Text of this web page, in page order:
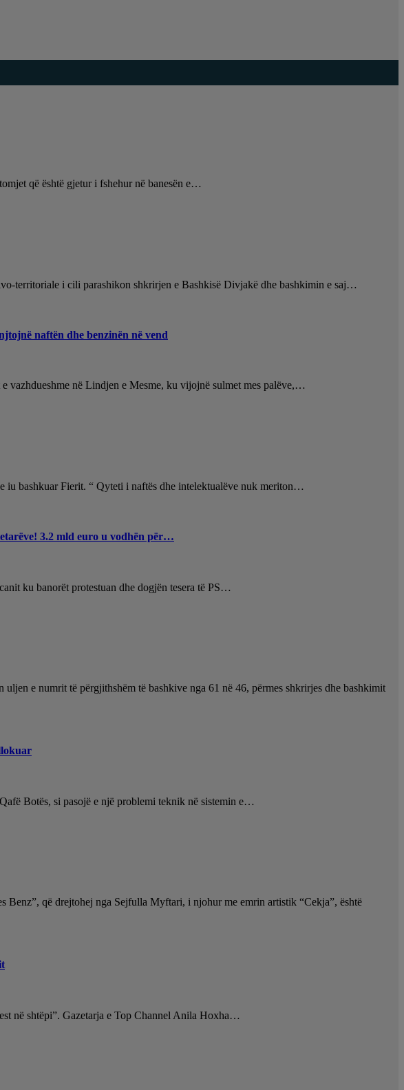
që është gjetur i fshehur në banesën e…
territoriale i cili parashikon shkrirjen e Bashkisë Divjakë dhe bashkimin e saj…
naftën dhe benzinën në vend
vazhdueshme në Lindjen e Mesme, ku vijojnë sulmet mes palëve,…
iu bashkuar Fierit. “ Qyteti i naftës dhe intelektualëve nuk meriton…
3.2 mld euro u vodhën për…
ku banorët protestuan dhe dogjën tesera të PS…
e numrit të përgjithshëm të bashkive nga 61 në 46, përmes shkrirjes dhe bashkimit
Botës, si pasojë e një problemi teknik në sistemin e…
Benz”, që drejtohej nga Sejfulla Myftari, i njohur me emrin artistik “Cekja”, është
në shtëpi”. Gazetarja e Top Channel Anila Hoxha…